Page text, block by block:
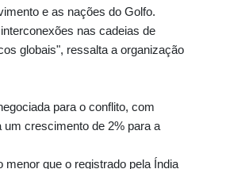
e as nações do Golfo.
nas cadeias de
globais", ressalta a organização
para o conflito, com
crescimento de 2% para a
que o registrado pela Índia